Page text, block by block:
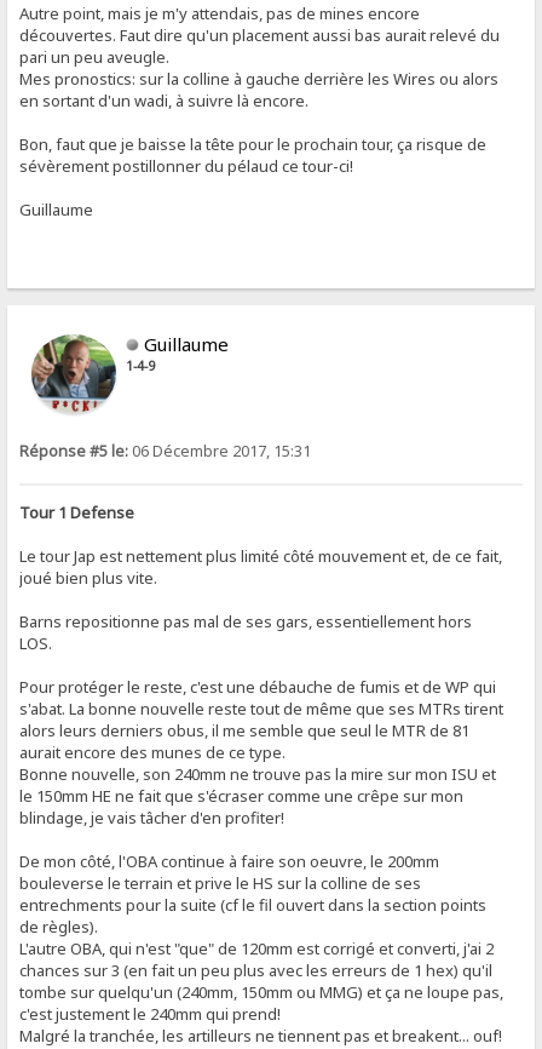
Autre point, mais je m'y attendais, pas de mines encore
découvertes. Faut dire qu'un placement aussi bas aurait relevé du
pari un peu aveugle.
Mes pronostics: sur la colline à gauche derrière les Wires ou alors
en sortant d'un wadi, à suivre là encore.
Bon, faut que je baisse la tête pour le prochain tour, ça risque de
sévèrement postillonner du pélaud ce tour-ci!
Guillaume
Guillaume
1-4-9
Réponse #5 le: 06 Décembre 2017, 15:31
Tour 1 Defense
Le tour Jap est nettement plus limité côté mouvement et, de ce fait,
joué bien plus vite.
Barns repositionne pas mal de ses gars, essentiellement hors
LOS.
Pour protéger le reste, c'est une débauche de fumis et de WP qui
s'abat. La bonne nouvelle reste tout de même que ses MTRs tirent
alors leurs derniers obus, il me semble que seul le MTR de 81
aurait encore des munes de ce type.
Bonne nouvelle, son 240mm ne trouve pas la mire sur mon ISU et
le 150mm HE ne fait que s'écraser comme une crêpe sur mon
blindage, je vais tâcher d'en profiter!
De mon côté, l'OBA continue à faire son oeuvre, le 200mm
bouleverse le terrain et prive le HS sur la colline de ses
entrechments pour la suite (cf le fil ouvert dans la section points
de règles).
L'autre OBA, qui n'est "que" de 120mm est corrigé et converti, j'ai 2
chances sur 3 (en fait un peu plus avec les erreurs de 1 hex) qu'il
tombe sur quelqu'un (240mm, 150mm ou MMG) et ça ne loupe pas,
c'est justement le 240mm qui prend!
Malgré la tranchée, les artilleurs ne tiennent pas et breakent... ouf!